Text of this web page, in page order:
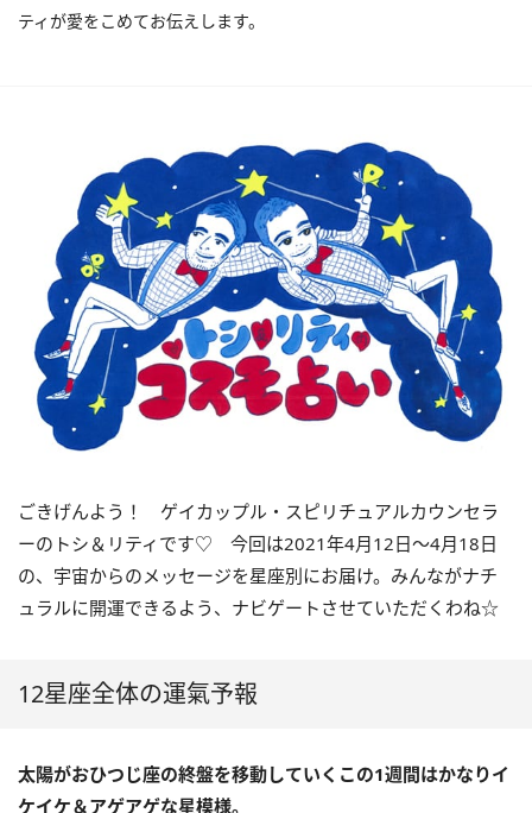
ティが愛をこめてお伝えします。
ごきげんよう！ ゲイカップル・スピリチュアルカウンセラ
ーのトシ＆リティです♡ 今回は2021年4月12日〜4月18日
の、宇宙からのメッセージを星座別にお届け。みんながナチ
ュラルに開運できるよう、ナビゲートさせていただくわね☆
12星座全体の運氣予報
太陽がおひつじ座の終盤を移動していくこの1週間はかなりイ
ケイケ＆アゲアゲな星模様。